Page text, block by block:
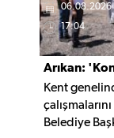
06.08.2026
17:04
Arıkan:
İçin
Kent
Belediye